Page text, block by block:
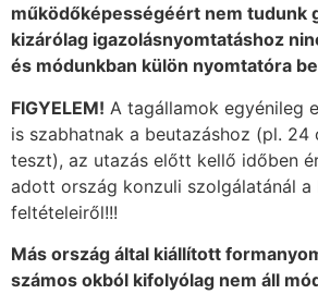
működőképességéért nem tudunk
kizárólag igazolásnyomtatáshoz
és módunkban külön nyomtatóra
FIGYELEM! A tagállamok egyénileg
is szabhatnak a beutazáshoz (pl. 24
teszt), az utazás előtt kellő időben
adott ország konzuli szolgálatánál a
feltételeiről!!!
Más ország által kiállított
számos okból kifolyólag nem áll